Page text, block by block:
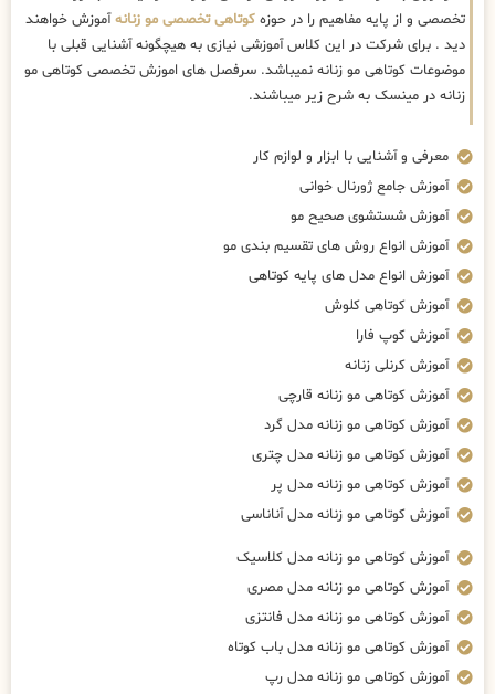
تخصصی و از پایه مفاهیم را در حوزه کوتاهی تخصصی مو زنانهآموزش خواهند
دید . برای شرکت در این کلاس آموزشی نیازی به هیچگونه آشنایی قبلی با
موضوعات کوتاهی مو زنانه نمیباشد. سرفصل های اموزش تخصصی کوتاهی مو
زنانه در مینسک به شرح زیر میباشند.
معرفی و آشنایی با ابزار و لوازم کار
آموزش جامع ژورنال خوانی
آموزش شستشوی صحیح مو
آموزش انواع روش های تقسیم بندی مو
آموزش انواع مدل های پایه کوتاهی
آموزش کوتاهی کلوش
آموزش کوپ فارا
آموزش کرنلی زنانه
آموزش کوتاهی مو زنانه قارچی
آموزش کوتاهی مو زنانه مدل گرد
آموزش کوتاهی مو زنانه مدل چتری
آموزش کوتاهی مو زنانه مدل پر
آموزش کوتاهی مو زنانه مدل آناناسی
آموزش کوتاهی مو زنانه مدل کلاسیک
آموزش کوتاهی مو زنانه مدل مصری
آموزش کوتاهی مو زنانه مدل فانتزی
آموزش کوتاهی مو زنانه مدل باب کوتاه
آموزش کوتاهی مو زنانه مدل رپ